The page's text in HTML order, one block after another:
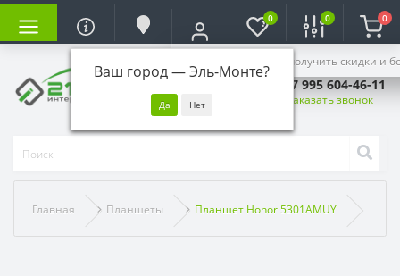
Ваш город —Эль-Монте?
Войдите, чтобы получить скидки и
0 0 0
+7 995 604-46-11
Заказать звонок
Главная Планшеты Планшет Honor 5301AMUY